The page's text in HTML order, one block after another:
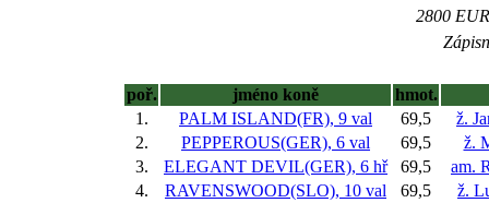
2800
poř. jméno koně
hmot.
1.
PALM ISLAND(FR), 9 val 69,5
ž.
2.
PEPPEROUS(GER), 6 val 69,5
ž.
3.
ELEGANT DEVIL(GER), 6 hř 69,5
am.
4.
RAVENSWOOD(SLO), 10 val 69,5
ž.